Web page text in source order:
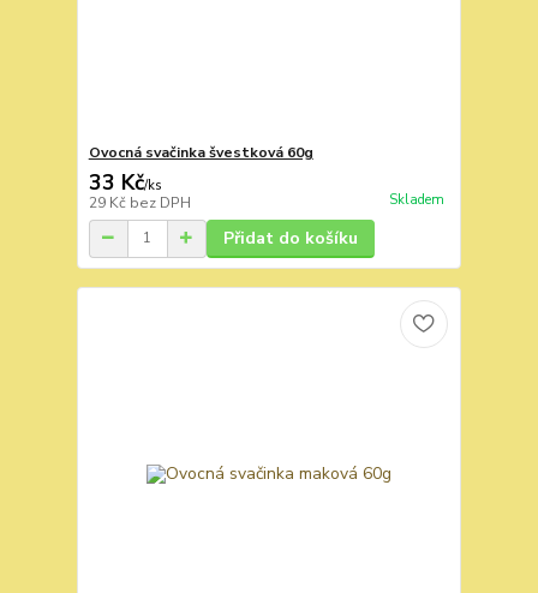
Ovocná svačinka švestková 60g
33 Kč/ks
29 Kč bez DPH Skladem
Přidat do košíku